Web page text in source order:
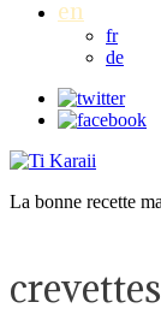
en
fr
de
La bonne recette